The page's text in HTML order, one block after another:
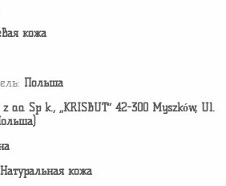
кожа
Польша
z o.o. Sp k., „KRISBUT” 42-300 Myszków, Ul.
Натуральная кожа